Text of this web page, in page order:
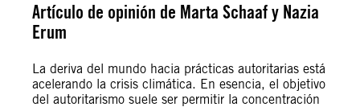
Artículo de opinión de Marta Schaaf y Nazia
Erum
La deriva del mundo hacia prácticas autoritarias está
acelerando la crisis climática. En esencia, el objetivo
del autoritarismo suele ser permitir la concentración